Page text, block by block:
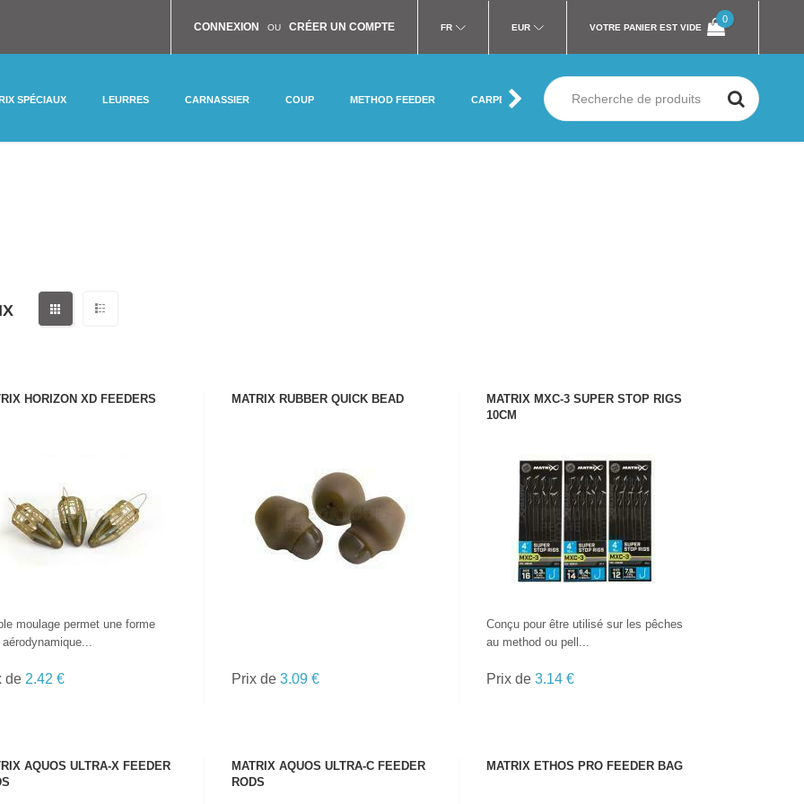
CONNEXION OU CRÉER UN COMPTE FR EUR VOTRE PANIER EST VIDE
0
SPÉCIAUX LEURRES CARNASSIER COUP METHOD FEEDER CARPE MER SILURE MOUCHE
HORIZON XD FEEDERS
VOIR LE PRODUIT
moulage permet une forme
de 2.42 €
MATRIX RUBBER QUICK BEAD
VOIR LE PRODUIT
Prix de 3.09 €
MATRIX MXC-3 SUPER STOP RIGS
10CM
VOIR LE PRODUIT
Conçu pour être utilisé sur les pêches
au method ou pell...
Prix de3.14 €
AQUOS ULTRA-X FEEDER
MATRIX AQUOS ULTRA-C FEEDER
RODS
MATRIX ETHOS PRO FEEDER BAG
TOUTES LES
CANNES